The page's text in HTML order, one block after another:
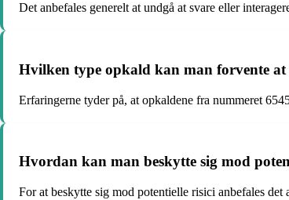
Det anbefales generelt at undgå at svare eller
Hvilken type opkald kan man forvente
Erfaringerne tyder på, at opkaldene fra nummeret
Hvordan kan man beskytte sig mod
For at beskytte sig mod potentielle risici anbefales